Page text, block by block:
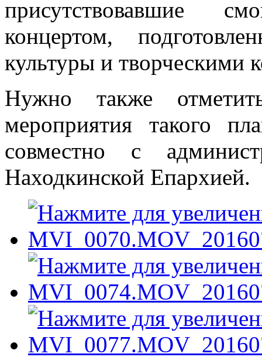
присутствовавшие
концертом,
культуры и творческими
Нужно также
мероприятия такого
совместно с
Находкинской Епархией.